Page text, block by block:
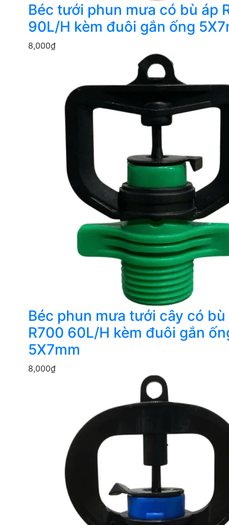
Béc tưới phun mưa có bù áp
90L/H kèm đuôi gắn ống
8,000₫
Béc phun mưa tưới cây có bù
R700 60L/H kèm đuôi gắn
5X7mm
8,000₫